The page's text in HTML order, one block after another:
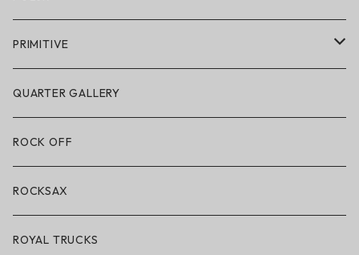
POLeR × GRIZZLY
POLeR × LAKAI
アパレル
アクセサリー・小物
PRIMITIVE
アパレル
ハードグッズ
QUARTER GALLERY
ROCK OFF
ROCKSAX
ROYAL TRUCKS